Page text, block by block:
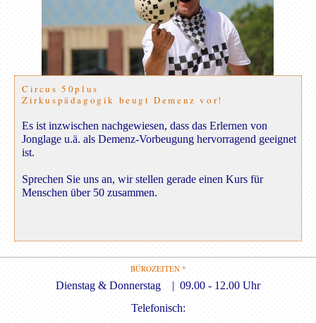
Circus 50plus
Zirkuspädagogik beugt Demenz vor!
Es ist inzwischen nachgewiesen, dass das Erlernen von
Jonglage u.ä. als Demenz-Vorbeugung hervorragend geeignet
ist.
Sprechen Sie uns an, wir stellen gerade einen Kurs für
Menschen über 50 zusammen.
BÜROZEITEN *
Dienstag & Donnerstag | 09.00 - 12.00 Uhr
Telefonisch: